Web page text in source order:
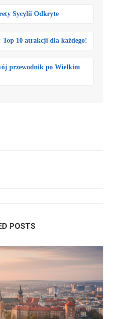
Sycylii Odkryte
Top 10 atrakcji dla każdego!
przewodnik po Wielkim
POSTS